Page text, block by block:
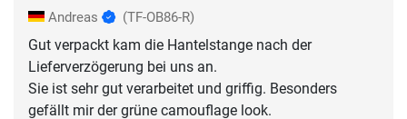
Andreas (TF-OB86-R)
Gut verpackt kam die Hantelstange nach der
Lieferverzögerung bei uns an.
Sie ist sehr gut verarbeitet und griffig. Besonders
gefällt mir der grüne camouflage look.